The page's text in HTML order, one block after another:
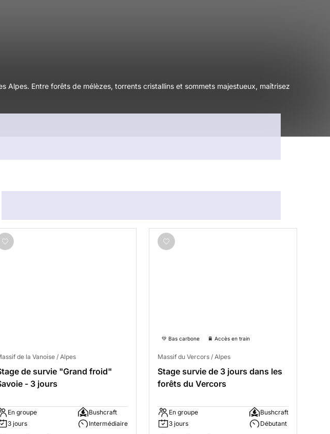
Entre forêts de mélèzes, torrents cristallins et sommets majestueux, maîtrisez
de la Vanoise / Alpes
de survie "Grand froid"
- 3 jours
En groupe
3 jours
Bushcraft
Intermédiaire
💚 Bas carbone 🚆 Accès en train
Massif du Vercors / Alpes
Stage survie de 3 jours dans les
forêts du Vercors
En groupe
3 jours
Bushcraft
Débutant